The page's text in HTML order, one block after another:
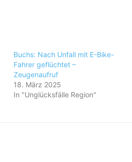
Buchs: Nach Unfall mit E-Bike-
Fahrer geflüchtet –
Zeugenaufruf
18. März 2025
In "Unglücksfälle Region"